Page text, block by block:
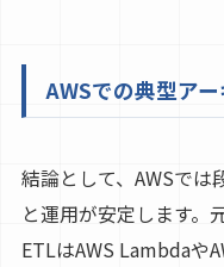
AWSでの典型ア
結論として、AWSでは
と運用が安定します。
ETLはAWS Lambdaや